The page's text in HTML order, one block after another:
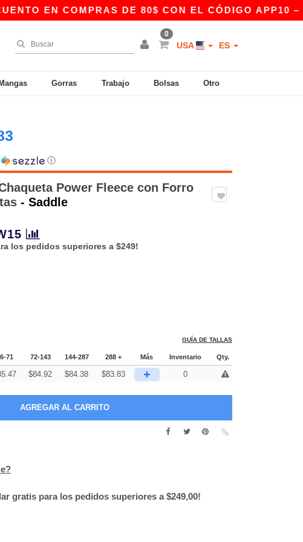
EN COMPRAS DE 80$ CON EL CÓDIGO APP10 –
0
USA ES
Gorras Trabajo Bolsas Otro
ⓘ
Power Fleece con Forro
- Saddle
los pedidos superiores a $249!
GUÍA DE TALLAS
71 72-143 144-287 288 + Más Inventario Qty.
$84.92 $84.38 $83.83 + 0
gratis para los pedidos superiores a $249,00!